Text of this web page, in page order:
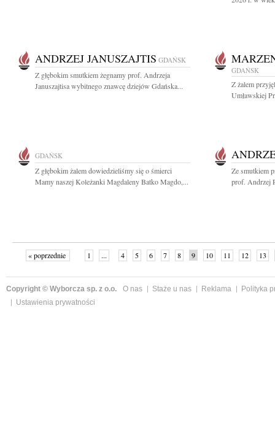
ANDRZEJ JANUSZAJTIS GDAŃSK
Z głębokim smutkiem żegnamy prof. Andrzeja
Januszajtisa wybitnego znawcę dziejów Gdańska...
GDAŃSK
Z żalem
Umławskiej
GDAŃSK
Z głębokim żalem dowiedzieliśmy się o śmierci
Mamy naszej Koleżanki Magdaleny Batko Magdo,...
Ze smutkiem
prof. Andrzej
« poprzednie 1 ... 4 5 6 7 8 9 10 11 12 13
Copyright © Wyborcza sp. z o.o. O nas Staże u nas Reklama
Polityka
Ustawienia prywatności